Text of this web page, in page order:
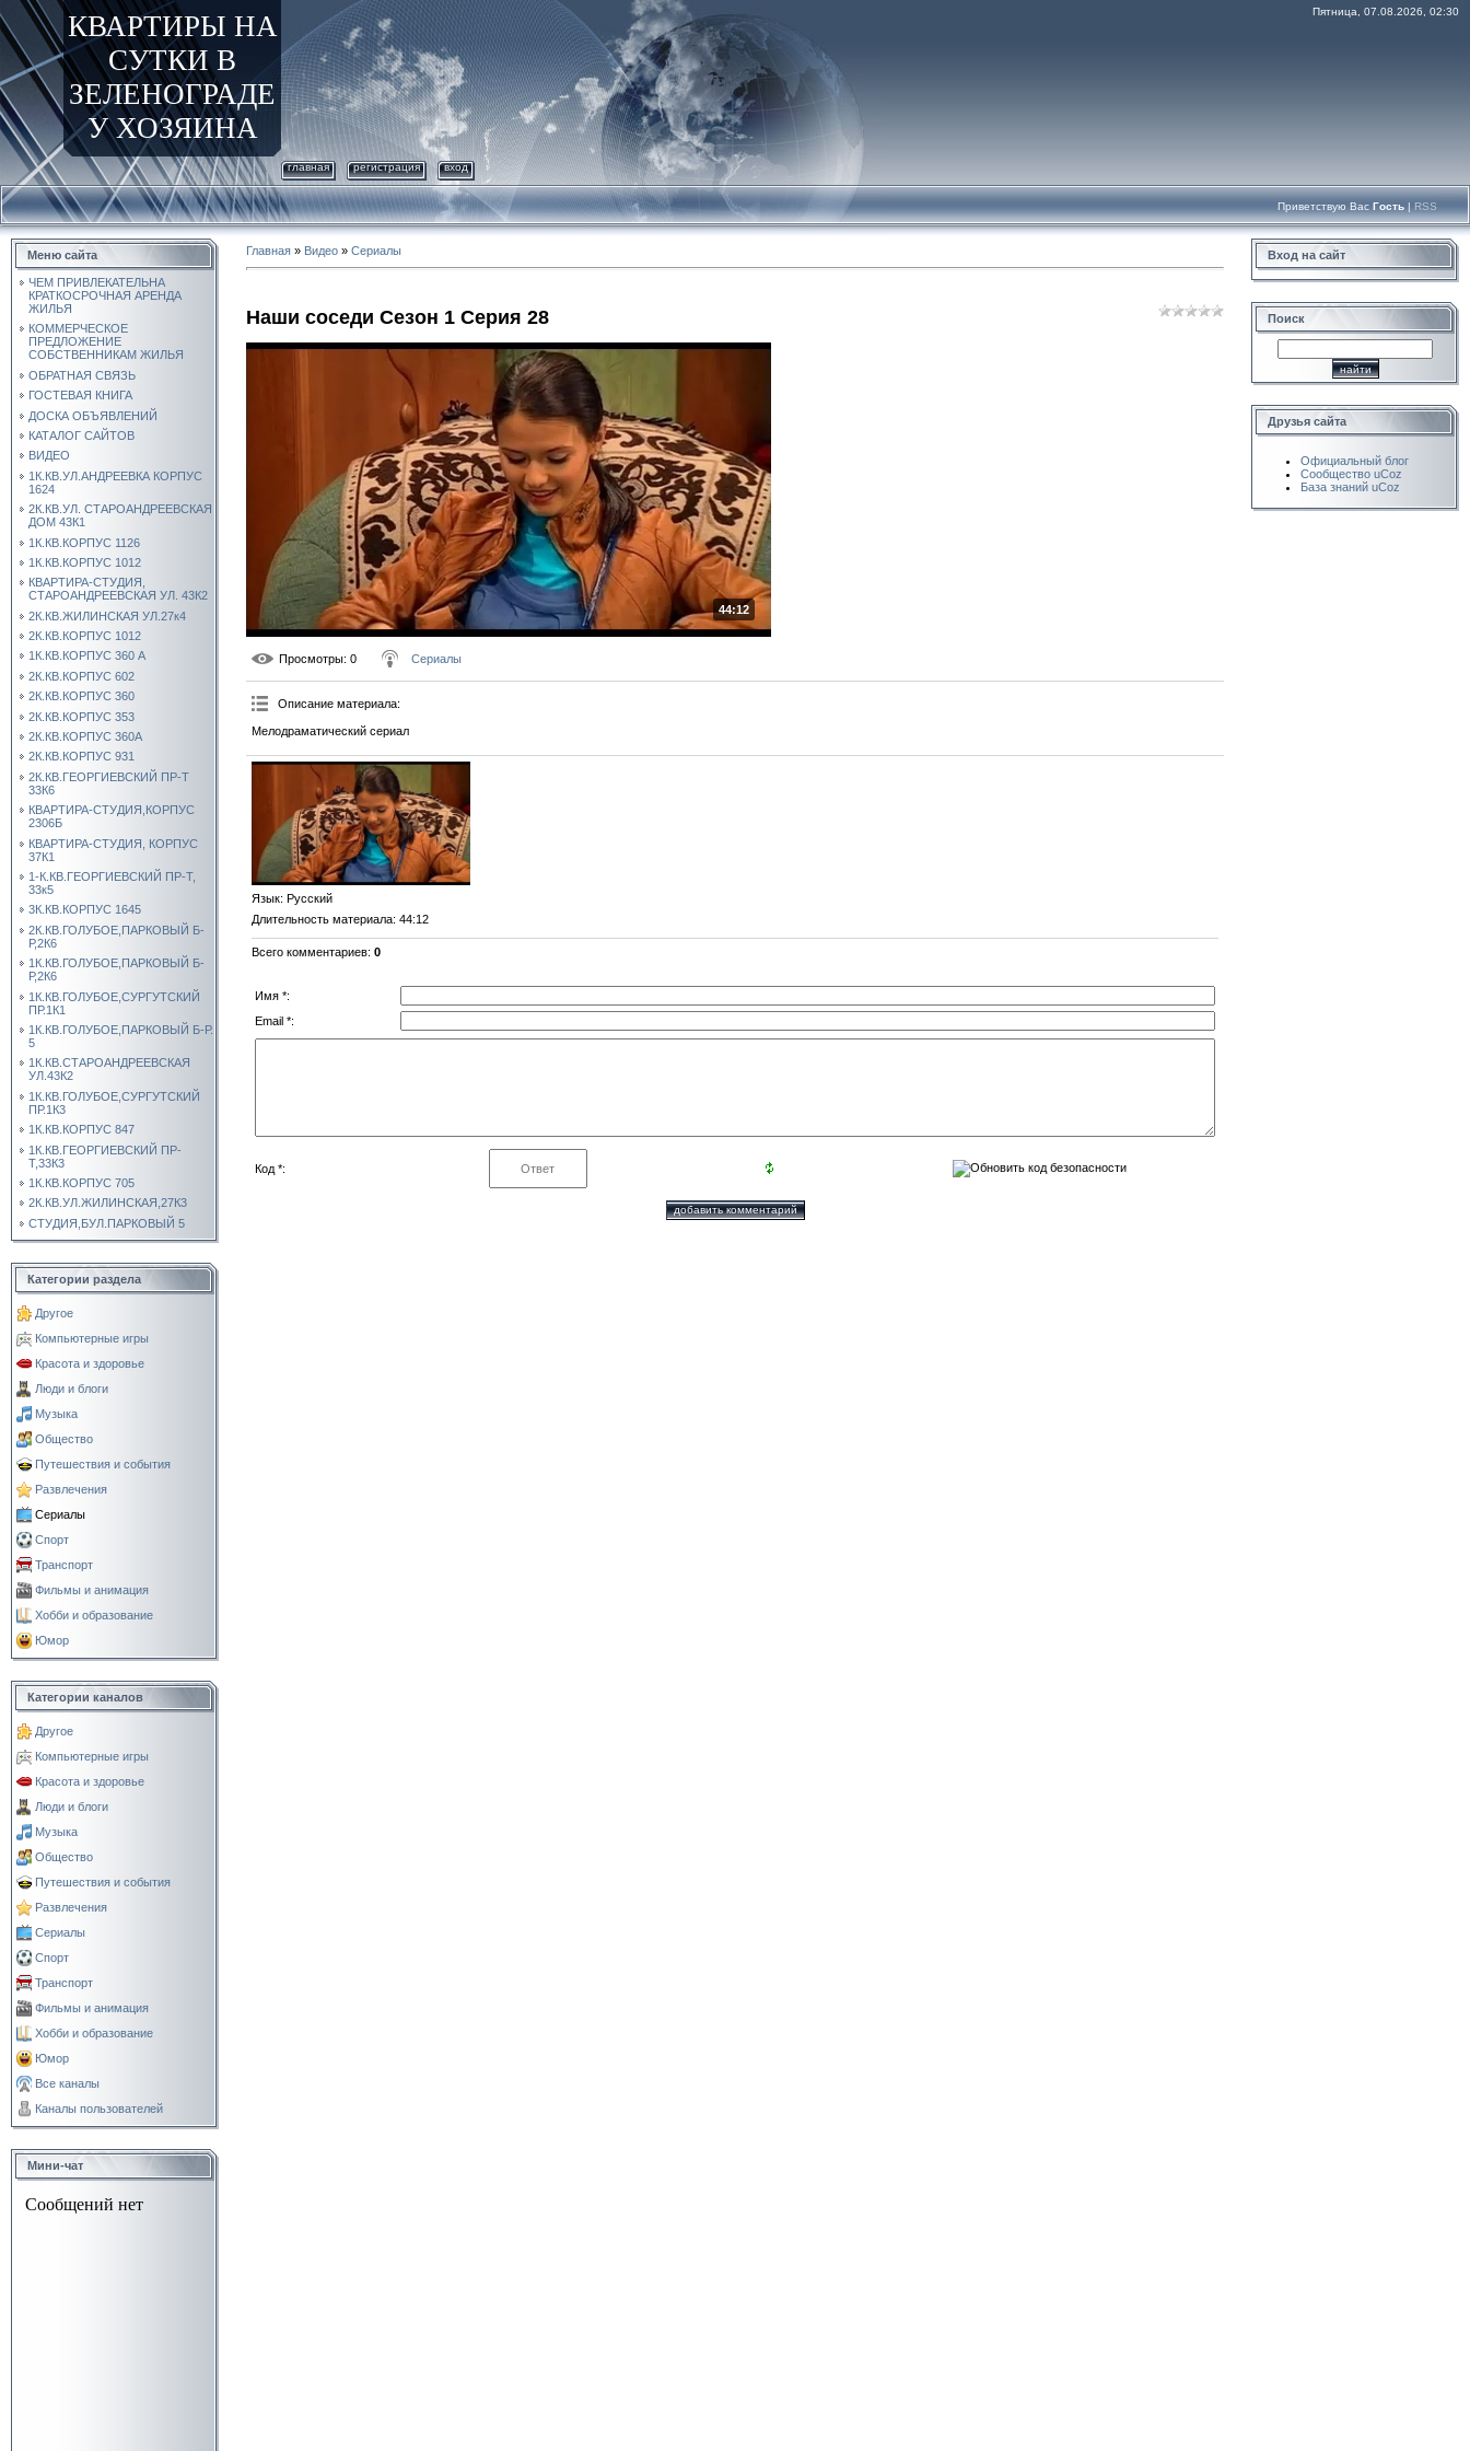
КВАРТИРЫ НА
СУТКИ В
ЗЕЛЕНОГРАДЕ
У ХОЗЯИНА
Пятница, 07.08.2026, 02:30
главная регистрация вход
Приветствую Вас Гость | RSS
Меню сайта
ЧЕМ ПРИВЛЕКАТЕЛЬНА
КРАТКОСРОЧНАЯ АРЕНДА
ЖИЛЬЯ
КОММЕРЧЕСКОЕ
ПРЕДЛОЖЕНИЕ
СОБСТВЕННИКАМ ЖИЛЬЯ
ОБРАТНАЯ СВЯЗЬ
ГОСТЕВАЯ КНИГА
ДОСКА ОБЪЯВЛЕНИЙ
КАТАЛОГ САЙТОВ
ВИДЕО
1К.КВ.УЛ.АНДРЕЕВКА КОРПУС
1624
2К.КВ.УЛ. СТАРОАНДРЕЕВСКАЯ
ДОМ 43К1
1К.КВ.КОРПУС 1126
1К.КВ.КОРПУС 1012
КВАРТИРА-СТУДИЯ,
СТАРОАНДРЕЕВСКАЯ УЛ. 43К2
2К.КВ.ЖИЛИНСКАЯ УЛ.27к4
2К.КВ.КОРПУС 1012
1К.КВ.КОРПУС 360 А
2К.КВ.КОРПУС 602
2К.КВ.КОРПУС 360
2К.КВ.КОРПУС 353
2К.КВ.КОРПУС 360А
2К.КВ.КОРПУС 931
2К.КВ.ГЕОРГИЕВСКИЙ ПР-Т
33К6
КВАРТИРА-СТУДИЯ,КОРПУС
2306Б
КВАРТИРА-СТУДИЯ, КОРПУС
37К1
1-К.КВ.ГЕОРГИЕВСКИЙ ПР-Т,
33к5
3К.КВ.КОРПУС 1645
2К.КВ.ГОЛУБОЕ,ПАРКОВЫЙ Б-
Р,2К6
1К.КВ.ГОЛУБОЕ,ПАРКОВЫЙ Б-
Р,2К6
1К.КВ.ГОЛУБОЕ,СУРГУТСКИЙ
ПР.1К1
1К.КВ.ГОЛУБОЕ,ПАРКОВЫЙ Б-Р.
5
1К.КВ.СТАРОАНДРЕЕВСКАЯ
УЛ.43К2
1К.КВ.ГОЛУБОЕ,СУРГУТСКИЙ
ПР.1К3
1К.КВ.КОРПУС 847
1К.КВ.ГЕОРГИЕВСКИЙ ПР-
Т,33К3
1К.КВ.КОРПУС 705
2К.КВ.УЛ.ЖИЛИНСКАЯ,27К3
СТУДИЯ,БУЛ.ПАРКОВЫЙ 5
Категории раздела
Другое
Компьютерные игры
Красота и здоровье
Люди и блоги
Музыка
Общество
Путешествия и события
Развлечения
Сериалы
Спорт
Транспорт
Фильмы и анимация
Хобби и образование
Юмор
Категории каналов
Другое
Компьютерные игры
Красота и здоровье
Люди и блоги
Музыка
Общество
Путешествия и события
Развлечения
Сериалы
Спорт
Транспорт
Фильмы и анимация
Хобби и образование
Юмор
Все каналы
Каналы пользователей
Мини-чат
Главная » Видео » Сериалы
Наши соседи Сезон 1 Серия 28
44:12
Просмотры: 0 Сериалы
Описание материала:
Мелодраматический сериал
Язык: Русский
Длительность материала: 44:12
Всего комментариев: 0
Имя *:
Email *:
Код *:
Вход на сайт
Поиск
Друзья сайта
Официальный блог
Сообщество uCoz
База знаний uCoz